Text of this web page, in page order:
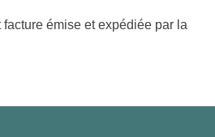
facture émise et expédiée par la